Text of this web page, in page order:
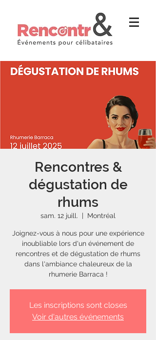
Rencontres &
dégustation de
rhums
sam. 12 juill.
  |
Montréal
Joignez-vous à nous pour une expérience
inoubliable lors d'un événement de
rencontres et de dégustation de rhums
dans l'ambiance chaleureux de la
rhumerie Barraca !
Les inscriptions sont closes
Voir d'autres événements